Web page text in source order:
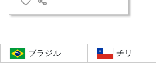
ブラジル チリ